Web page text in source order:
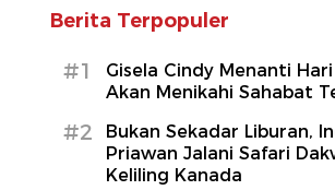
Berita Terpopuler
#1
Gisela Cindy Menanti
Akan Menikahi Sahabat
#2
Bukan Sekadar Liburan,
Priawan Jalani Safari
Keliling Kanada